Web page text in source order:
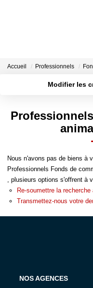
Accueil Professionnels
Modifier les
Type de bien
Nous n'avons pas de biens à
Professionnels Fonds de
, plusieurs options s'offrent à
Re-soumettre la
Transmettez-nous votre
NOS AGENCES